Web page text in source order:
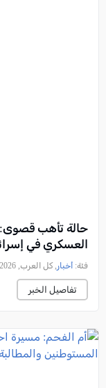
حالة تأهب قصوى:
العسكري في
فئة: أخبار , كل العرب, 2026-08-08 20:24:20
تفاصيل الخبر